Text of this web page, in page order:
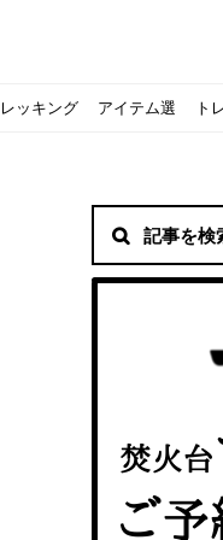
る！山梨県の九鬼山（くき
積雪期の谷川岳で今
！売却する方法や条件、
キャンプ場の宿泊や
レストハウス水郷で持ち込
一生物のアウトドア
ピコグリル入荷してま
ランス・ボーヌトレッキ
ベランピングアイデ
キャンプ用品の『ポイント
マクライトの口コミ
ッカーでも作れるおすす
【八ヶ岳最高峰へ】
ントスおすすめヘッドラ
ングシューズはどちらを
カリマーのおすすめ
ならスポルティバ！3つの
クライミングユーザ
に教わる！『食感と旨み
食うか食われるか、
ッキング
ズクイン』、人気の理由
【コスパ◎】キャン
アイテム選
ズクイン』、人気の理由
【コスパ◎】キャン
ト
｜サロモンの定番シュー
しむために必要な装備6選
トレラン初心者必見
！用途別おすすめ水筒を
【こずチャンネル】
クを比較！人数・用途別で
クライミング道具は
アジングロッドおす
フスキンの魅力と用途別
ティートンブロスの
なの？いまどきの海外キ
パティシエキャンパ
に教わる！簡単『フルーツ
パティシエキャンパ
高！ほかほか『シュウマ
に教わる！パン好き必見
パティシエキャンパ